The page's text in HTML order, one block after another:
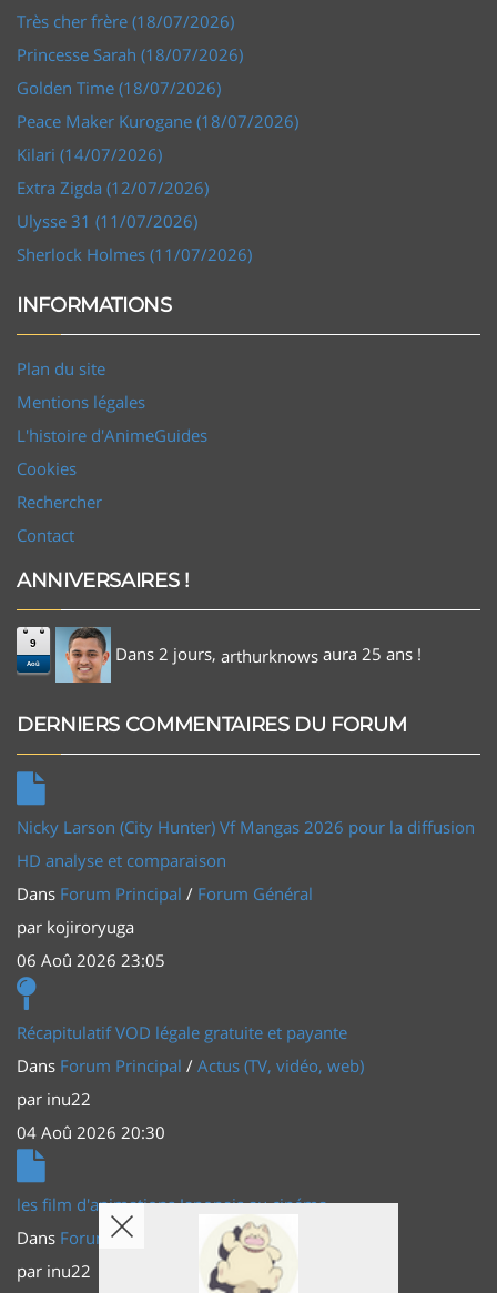
Très cher frère (18/07/2026)
Princesse Sarah (18/07/2026)
Golden Time (18/07/2026)
Peace Maker Kurogane (18/07/2026)
Kilari (14/07/2026)
Extra Zigda (12/07/2026)
Ulysse 31 (11/07/2026)
Sherlock Holmes (11/07/2026)
INFORMATIONS
Plan du site
Mentions légales
L'histoire d'AnimeGuides
Cookies
Rechercher
Contact
ANNIVERSAIRES !
9
Aoû Dans 2 jours, arthurknows aura 25 ans !
DERNIERS COMMENTAIRES DU FORUM
Nicky Larson (City Hunter) Vf Mangas 2026 pour la diffusion
HD analyse et comparaison
Dans Forum Principal / Forum Général
par kojiroryuga
06 Aoû 2026 23:05
Récapitulatif VOD légale gratuite et payante
Dans Forum Principal / Actus (TV, vidéo, web)
par inu22
04 Aoû 2026 20:30
les film d'animations Japonais au cinéma
Dans Forum Principal
Actus (TV, vidéo, web)
par inu22